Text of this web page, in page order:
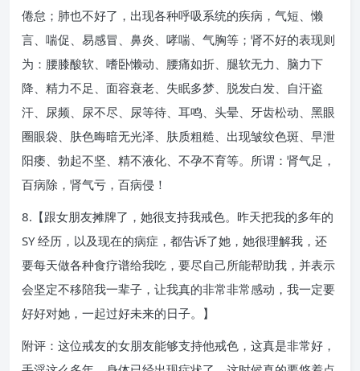
倦怠；肺也不好了，出现各种呼吸系统的疾病，气短、懒
言、喘促、易感冒、鼻炎、哮喘、气胸等；肾不好的表现则
为：腰膝酸软、嗜卧懒动、腰痛如折、腿软无力、脑力下
降、精力不足、面容衰老、失眠多梦、脱发白发、自汗盗
汗、尿频、尿不尽、尿等待、耳鸣、头晕、牙齿松动、黑眼
圈眼袋、肤色晦暗无光泽、肤质粗糙、出现皱纹色斑、早泄
阳痿、勃起不坚、精不液化、不孕不育等。所谓：肾气足，
百病除，肾气亏，百病侵！
8.【跟女朋友摊牌了，她很支持我戒色。昨天把我的多年的
SY 经历，以及现在的病症，都告诉了她，她很理解我，还
要每天做各种食疗谱给我吃，要尽自己所能帮助我，并表示
会坚定不移陪我一辈子，让我真的非常非常感动，我一定要
好好对她，一起过好未来的日子。】
附评：这位戒友的女朋友能够支持他戒色，这真是非常好，